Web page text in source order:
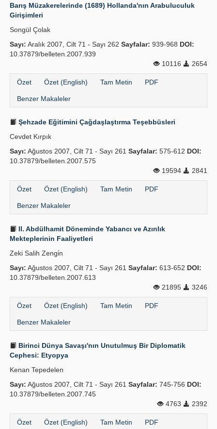
Barış Müzakerelerinde (1689) Hollanda'nın Arabuluculuk
Girişimleri
Songül Çolak
Sayı: Aralık 2007, Cilt 71 - Sayı 262 Sayfalar: 939-968 DOI:
10.37879/belleten.2007.939
10116
2654
Özet Özet (English) Tam Metin PDF
Benzer Makaleler
Şehzade Eğitimini Çağdaşlaştırma Teşebbüsleri
Cevdet Kırpık
Sayı: Ağustos 2007, Cilt 71 - Sayı 261 Sayfalar: 575-612 DOI:
10.37879/belleten.2007.575
19594
2841
Özet Özet (English) Tam Metin PDF
Benzer Makaleler
II. Abdülhamit Döneminde Yabancı ve Azınlık
Mekteplerinin Faaliyetleri
Zeki Salih Zengi̇n
Sayı: Ağustos 2007, Cilt 71 - Sayı 261 Sayfalar: 613-652 DOI:
10.37879/belleten.2007.613
21895
3246
Özet Özet (English) Tam Metin PDF
Benzer Makaleler
Birinci Dünya Savaşı'nın Unutulmuş Bir Diplomatik
Cephesi: Etyopya
Kenan Tepedelen
Sayı: Ağustos 2007, Cilt 71 - Sayı 261 Sayfalar: 745-756 DOI:
10.37879/belleten.2007.745
4763
2392
Özet Özet (English) Tam Metin PDF